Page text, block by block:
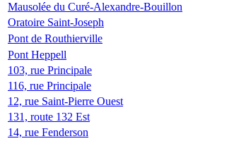
Mausolée du Curé-Alexandre-Bouillon
Oratoire Saint-Joseph
Pont de Routhierville
Pont Heppell
103, rue Principale
116, rue Principale
12, rue Saint-Pierre Ouest
131, route 132 Est
14, rue Fenderson